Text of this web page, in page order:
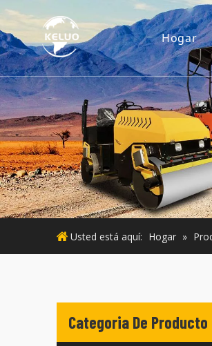
Hogar
Usted está aquí: Hogar »
Categoria De Producto